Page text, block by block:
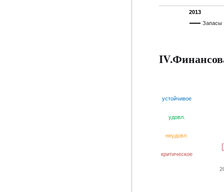
Запасы
2013
устойчивое
удовл.
неудовл.
критическое